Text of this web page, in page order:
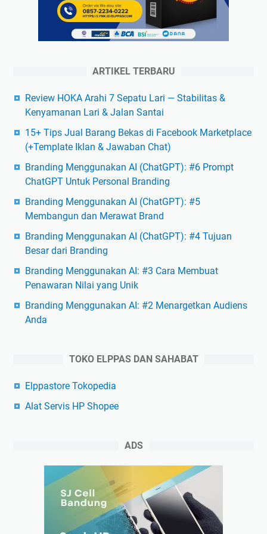
ARTIKEL TERBARU
Review HOKA Arahi 7 Sepatu Lari — Stabilitas &
Kenyamanan Lari & Jalan Santai
15+ Tips Jual Barang Bekas di Facebook Marketplace
(+Template Iklan & Jawaban Chat)
Branding Menggunakan AI (ChatGPT): #6 Prompt
ChatGPT Untuk Personal Branding
Branding Menggunakan AI (ChatGPT): #5
Membangun dan Merawat Brand
Branding Menggunakan AI (ChatGPT): #4 Tujuan
Besar dari Branding
Branding Menggunakan AI: #3 Cara Membuat
Penawaran Nilai yang Unik
Branding Menggunakan AI: #2 Menargetkan Audiens
Anda
TOKO ELPPAS DAN SAHABAT
Elppastore Tokopedia
Alat Servis HP Shopee
ADS